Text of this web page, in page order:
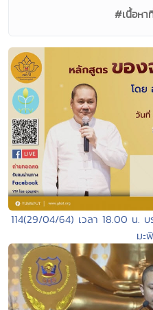
#เนื้อหา
114(29/04/64) เวลา 18.00 น.
มะ